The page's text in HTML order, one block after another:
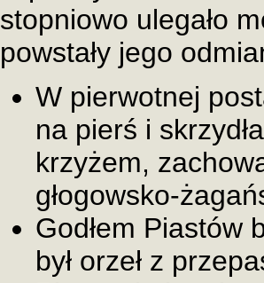
stopniowo ulegało
powstały jego
W pierwotnej
na pierś i
krzyżem,
głogowsko-
Godłem Piastów
był orzeł z